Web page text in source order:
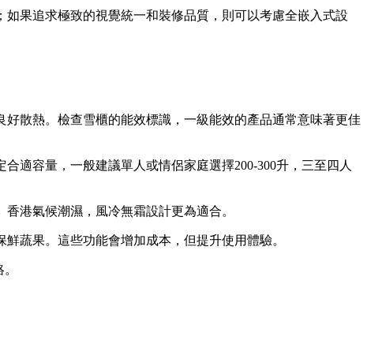
果追求極致的視覺統一和裝修品質，則可以考慮全嵌入式設
散熱。檢查雪櫃的能效標識，一級能效的產品通常意味著更佳
適容量，一般建議單人或情侶家庭選擇200-300升，三至四人
港氣候潮濕，風冷無霜設計更為適合。
蔬果。這些功能會增加成本，但提升使用體驗。